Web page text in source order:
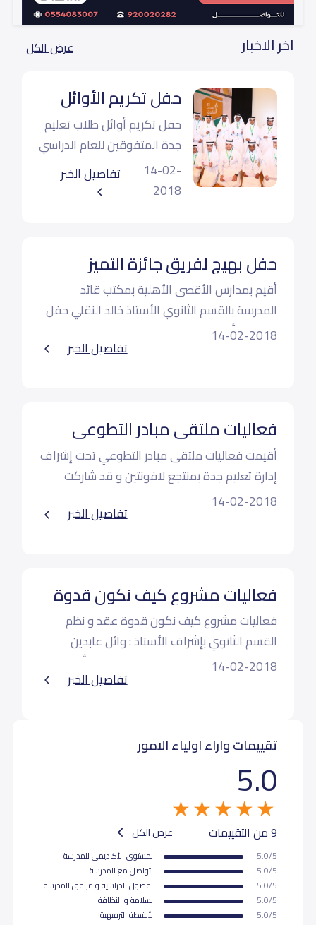
أول ثانوي (Grade 10) 26,000
ثاني ثانوي (Grade 11)
ثالث ثانوي (Grade 12) 26,000
اخر الاخبار عرض الكل
حفل تكريم الأوائل
حفل تكريم أوائل طلاب تعليم
جدة المتفوقين للعام الدراسي
١٤٣7- ١٤٣8هـ في المرحلتين
المتوسطة و الثانوية بقاعة
14-02-
2018
تفاصيل الخبر
حفل بهيج لفريق جائزة التميز
أقيم بمدارس الأقصى الأهلية بمكتب قائد
المدرسة بالقسم الثانوي الأستاذ خالد النقلي حفل
بهيج مع أعضاء فريق جائزة التميز
14-02-2018
تفاصيل الخبر
فعاليات ملتقى مبادر التطوعي
أقيمت فعاليات ملتقى مبادر التطوعي تحت إشراف
إدارة تعليم جدة بمنتجع لافونتين و قد شاركت
مدارس الأقصى الأهلية ممثلة في طلاب القسم
14-02-2018
تفاصيل الخبر
​فعاليات مشروع كيف نكون قدوة
فعاليات مشروع كيف نكون قدوة عقد و نظم
القسم الثانوي بإشراف الأستاذ : وائل عابدين
محاضرة الخلق الذي لا يفارق النبي صل الله عليه و
14-02-2018
تفاصيل الخبر
تقييمات واراء اولياء الامور
5.0
9 من التقييمات عرض الكل
5.0/5
المستوى اﻷكاديمى للمدرسة
5.0/5
التواصل مع المدرسة
5.0/5
الفصول الدراسية و مرافق المدرسة
5.0/5
السلامة و النظافة
5.0/5
اﻷنشطة الترفيهية